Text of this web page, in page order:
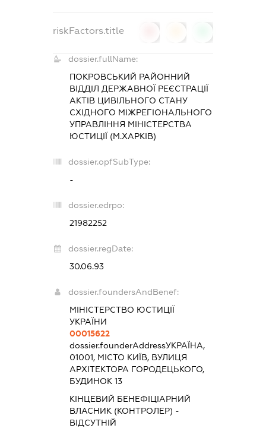
riskFactors.title
dossier.fullName:
ПОКРОВСЬКИЙ РАЙОННИЙ
ВІДДІЛ ДЕРЖАВНОЇ РЕЄСТРАЦІЇ
АКТІВ ЦИВІЛЬНОГО СТАНУ
СХІДНОГО МІЖРЕГІОНАЛЬНОГО
УПРАВЛІННЯ МІНІСТЕРСТВА
ЮСТИЦІЇ (М.ХАРКІВ)
dossier.opfSubType:
-
dossier.edrpo:
21982252
dossier.regDate:
30.06.93
dossier.foundersAndBenef:
МІНІСТЕРСТВО ЮСТИЦІЇ
УКРАЇНИ
00015622
dossier.founderAddressУКРАЇНА,
01001, МІСТО КИЇВ, ВУЛИЦЯ
АРХІТЕКТОРА ГОРОДЕЦЬКОГО,
БУДИНОК 13
КІНЦЕВИЙ БЕНЕФІЦІАРНИЙ
ВЛАСНИК (КОНТРОЛЕР) -
ВІДСУТНІЙ